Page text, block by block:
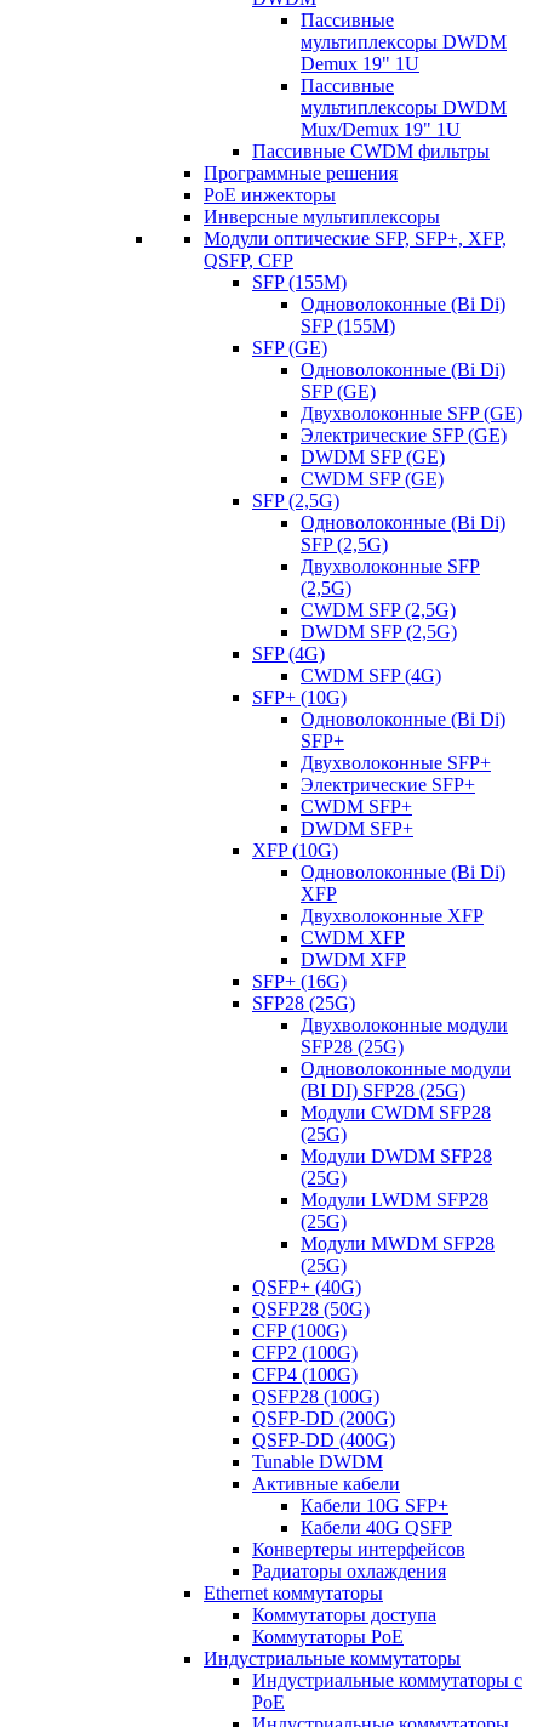
Пассивные
мультиплексоры DWDM
Demux 19" 1U
Пассивные
мультиплексоры DWDM
Mux/Demux 19" 1U
Пассивные CWDM фильтры
Программные решения
PoE инжекторы
Инверсные мультиплексоры
Модули оптические SFP, SFP+, XFP,
QSFP, CFP
SFP (155M)
Одноволоконные (Bi Di)
SFP (155M)
SFP (GE)
Одноволоконные (Bi Di)
SFP (GE)
Двухволоконные SFP (GE)
Электрические SFP (GE)
DWDM SFP (GE)
CWDM SFP (GE)
SFP (2,5G)
Одноволоконные (Bi Di)
SFP (2,5G)
Двухволоконные SFP
(2,5G)
CWDM SFP (2,5G)
DWDM SFP (2,5G)
SFP (4G)
CWDM SFP (4G)
SFP+ (10G)
Одноволоконные (Bi Di)
SFP+
Двухволоконные SFP+
Электрические SFP+
CWDM SFP+
DWDM SFP+
XFP (10G)
Одноволоконные (Bi Di)
XFP
Двухволоконные XFP
CWDM XFP
DWDM XFP
SFP+ (16G)
SFP28 (25G)
Двухволоконные модули
SFP28 (25G)
Одноволоконные модули
(BI DI) SFP28 (25G)
Модули CWDM SFP28
(25G)
Модули DWDM SFP28
(25G)
Модули LWDM SFP28
(25G)
Модули MWDM SFP28
(25G)
QSFP+ (40G)
QSFP28 (50G)
CFP (100G)
CFP2 (100G)
CFP4 (100G)
QSFP28 (100G)
QSFP-DD (200G)
QSFP-DD (400G)
Tunable DWDM
Активные кабели
Кабели 10G SFP+
Кабели 40G QSFP
Конвертеры интерфейсов
Радиаторы охлаждения
Ethernet коммутаторы
Коммутаторы доступа
Коммутаторы PoE
Индустриальные коммутаторы
Индустриальные коммутаторы с
PoE